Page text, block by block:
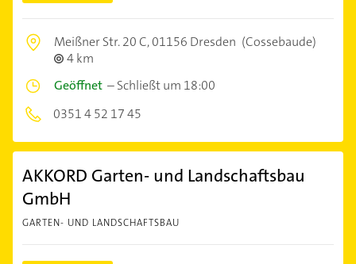
Meißner Str. 20 C,01156 Dresden (Cossebaude)
4 km
Geöffnet –Schließt um 18:00
0351 4 52 17 45
AKKORD Garten- und Landschaftsbau
GmbH
GARTEN- UND LANDSCHAFTSBAU